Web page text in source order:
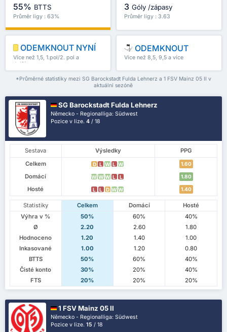
55% BTTS
Průměr ligy : 63%
3 Góly /zápasy
Průměr ligy : 3.63
ODEMKNOUT NYNÍ
Více než 1,5, 1.pol/2. pol a
další
ODEMKNOUT
Více než 8,5, 9,5 a více
*Průměrné statistiky mezi SG Barockstadt Fulda Lehnerz a 1 FSV Mainz 05 II v
aktuální sezóně
SG Barockstadt Fulda Lehnerz
Německo - Regionalliga: Südwest
Pozice v lize.4 / 18
Sestava Výsledky
PPG
Celkem
D L W L W 1.60
Domácí W W W L L 1.80
Hosté L L D W W 1.40
Statistiky Celkem Domácí
Hosté
Výhra v %
50% 60%
40%
Ø
2.20 2.60
1.80
Hodnoceno
1.20 1.40
1.00
Inkasované
1.00 1.20
0.80
BTTS
50% 60%
40%
Čisté konto
30% 20%
40%
FTS
20% 20% 20%
1 FSV Mainz 05 II
Německo - Regionalliga: Südwest
Pozice v lize.15 / 18